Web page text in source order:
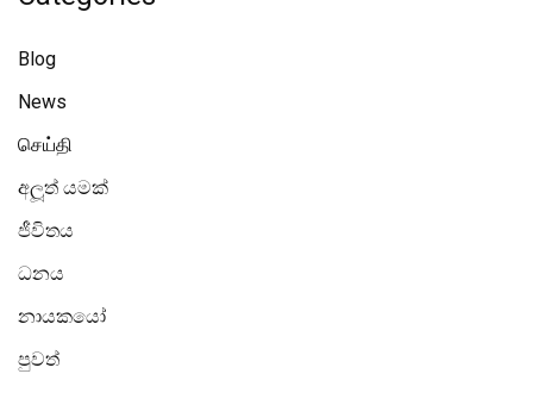
Blog
News
செய்தி
අලූත් යමක්
ජීවිතය
ධනය
නායකයෝ
පුවත්